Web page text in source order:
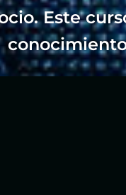
Este